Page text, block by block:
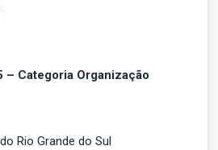
– Categoria Organização
Rio Grande do Sul